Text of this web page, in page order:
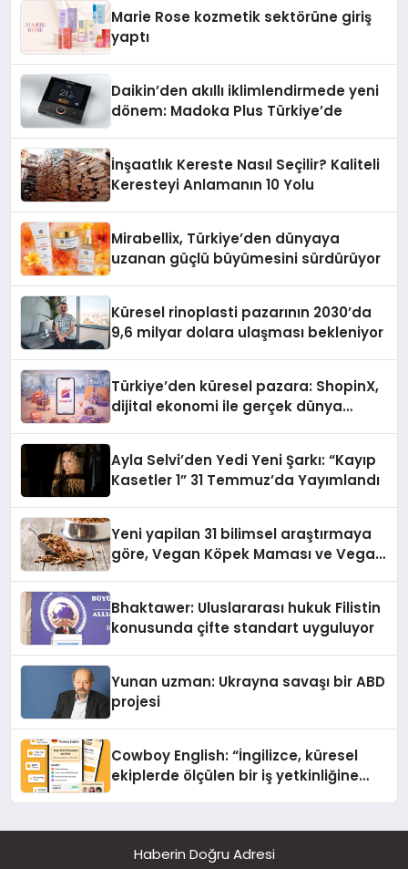
Marie Rose kozmetik sektörüne giriş
yaptı
Daikin’den akıllı iklimlendirmede yeni
dönem: Madoka Plus Türkiye’de
İnşaatlık Kereste Nasıl Seçilir? Kaliteli
Keresteyi Anlamanın 10 Yolu
Mirabellix, Türkiye’den dünyaya
uzanan güçlü büyümesini sürdürüyor
Küresel rinoplasti pazarının 2030’da
9,6 milyar dolara ulaşması bekleniyor
Türkiye’den küresel pazara: ShopinX,
dijital ekonomi ile gerçek dünya
Ayla Selvi’den Yedi Yeni Şarkı: “Kayıp
Kasetler 1” 31 Temmuz’da Yayımlandı
Yeni yapilan 31 bilimsel araştırmaya
göre, Vegan Köpek Maması ve Vegan
Bhaktawer: Uluslararası hukuk Filistin
konusunda çifte standart uyguluyor
Yunan uzman: Ukrayna savaşı bir ABD
projesi
Cowboy English: “İngilizce, küresel
ekiplerde ölçülen bir iş yetkinliğine
Haberin Doğru Adresi